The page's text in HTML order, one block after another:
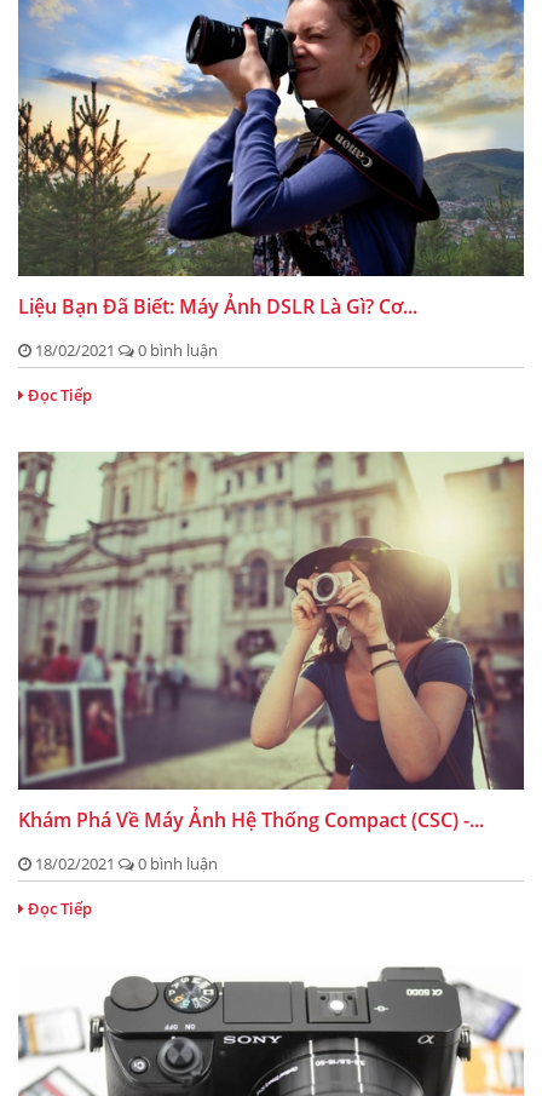
Liệu Bạn Đã Biết: Máy Ảnh DSLR Là Gì? Cơ...
18/02/2021 0 bình luận
Đọc Tiếp
Khám Phá Về Máy Ảnh Hệ Thống Compact (CSC) -...
18/02/2021 0 bình luận
Đọc Tiếp